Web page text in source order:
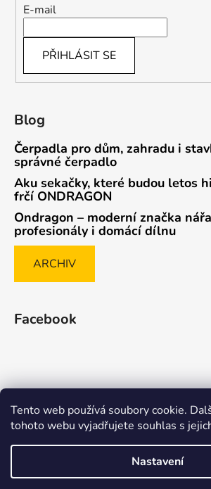
Tento web používá soubory cookie.
tohoto webu vyjadřujete souhlas s
Nastavení
E-mail
PŘIHLÁSIT SE
Blog
Čerpadla pro dům, zahradu i
správné čerpadlo
Aku sekačky, které budou letos
frčí ONDRAGON
Ondragon – moderní značka
profesionály i domácí dílnu
ARCHIV
Facebook
Způsob ověřování